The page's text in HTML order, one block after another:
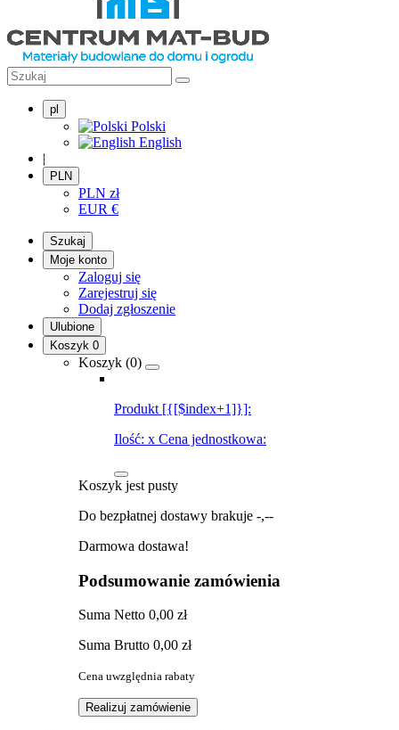
pl
Polski
English
|
PLN
PLN zł
EUR €
Szukaj
Moje konto
Zaloguj się
Zarejestruj się
Dodaj zgłoszenie
Ulubione
Koszyk 0
Koszyk (0)
Produkt [{[$index+1]}]:
Ilość: x Cena jednostkowa:
Koszyk jest pusty
Do bezpłatnej dostawy brakuje -,--
Darmowa dostawa!
Podsumowanie zamówienia
Suma Netto 0,00 zł
Suma Brutto 0,00 zł
Cena uwzględnia rabaty
Realizuj zamówienie